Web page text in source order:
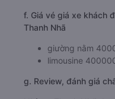
f. Giá vé giá xe khách
Thanh Nhã
giường nằm
limousine
g. Review, đánh giá